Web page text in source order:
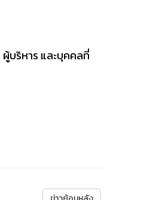
บริหาร และบุคคลที่